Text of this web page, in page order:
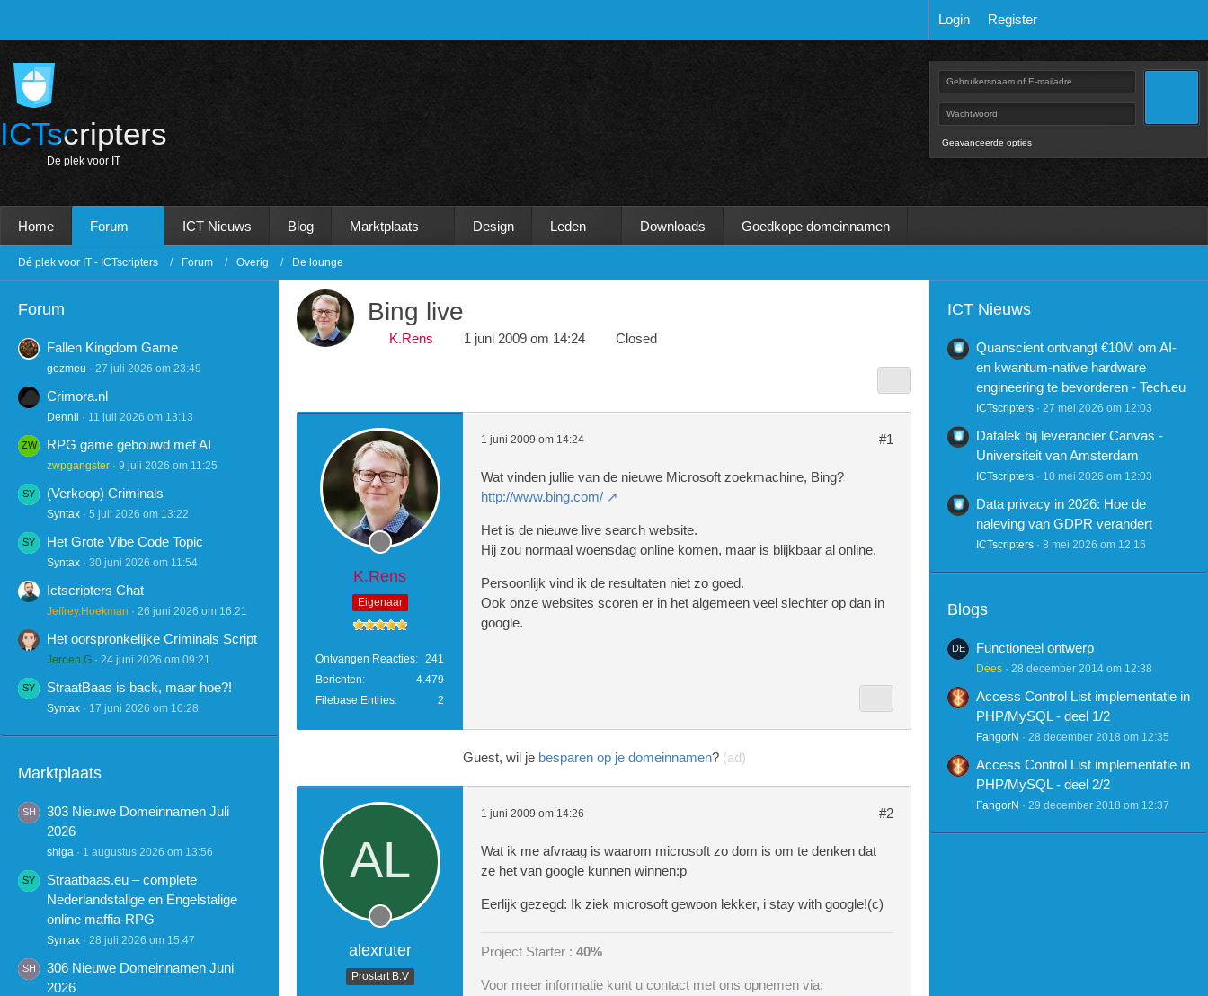
Login Register
ICTscripters
Dé p e k voor T
Geavanceerde opties
Home Forum ICT Nieuws Blog Marktplaats Design Leden Downloads Goedkope domeinnamen
Dé plek voor IT - ICTscripters Forum Overig De lounge
Forum
Fallen Kingdom Game
gozmeu 27 juli 2026 om 23:49
Crimora.nl
Dennii 11 juli 2026 om 13:13
RPG game gebouwd met AI
zwpgangster 9 juli 2026 om 11:25
(Verkoop) Criminals
Syntax 5 juli 2026 om 13:22
Het Grote Vibe Code Topic
Syntax 30 juni 2026 om 11:54
Ictscripters Chat
Jeffrey.Hoekman 26 juni 2026 om 16:21
Het oorspronkelijke Criminals Script
Jeroen.G 24 juni 2026 om 09:21
StraatBaas is back, maar hoe?!
Syntax 17 juni 2026 om 10:28
Marktplaats
303 Nieuwe Domeinnamen Juli
2026
shiga 1 augustus 2026 om 13:56
Straatbaas.eu – complete
Nederlandstalige en Engelstalige
online maffia-RPG
Syntax 28 juli 2026 om 15:47
306 Nieuwe Domeinnamen Juni
2026
Bing live
K.Rens 1 juni 2009 om 14:24 Closed
K.Rens
Eigenaar
Ontvangen Reacties
241
Berichten
4.479
Filebase Entries
2
1 juni 2009 om 14:24 #1
Wat vinden jullie van de nieuwe Microsoft zoekmachine, Bing?
http://www.bing.com/
Het is de nieuwe live search website.
Hij zou normaal woensdag online komen, maar is blijkbaar al online.
Persoonlijk vind ik de resultaten niet zo goed.
Ook onze websites scoren er in het algemeen veel slechter op dan in
google.
Guest, wil je besparen op je domeinnamen? (ad)
alexruter
Prostart B.V
1 juni 2009 om 14:26 #2
Wat ik me afvraag is waarom microsoft zo dom is om te denken dat
ze het van google kunnen winnen:p
Eerlijk gezegd: Ik ziek microsoft gewoon lekker, i stay with google!(c)
Project Starter : 40%
Voor meer informatie kunt u contact met ons opnemen via:
ICT Nieuws
Quanscient ontvangt €10M om AI-
en kwantum-native hardware
engineering te bevorderen - Tech.eu
ICTscripters 27 mei 2026 om 12:03
Datalek bij leverancier Canvas -
Universiteit van Amsterdam
ICTscripters 10 mei 2026 om 12:03
Data privacy in 2026: Hoe de
naleving van GDPR verandert
ICTscripters 8 mei 2026 om 12:16
Blogs
Functioneel ontwerp
Dees 28 december 2014 om 12:38
Access Control List implementatie in
PHP/MySQL - deel 1/2
FangorN 28 december 2018 om 12:35
Access Control List implementatie in
PHP/MySQL - deel 2/2
FangorN 29 december 2018 om 12:37